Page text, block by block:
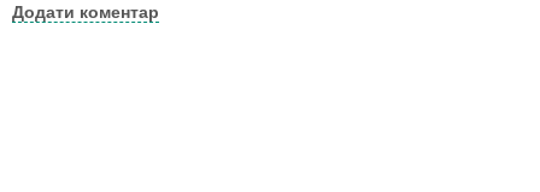
Додати коментар